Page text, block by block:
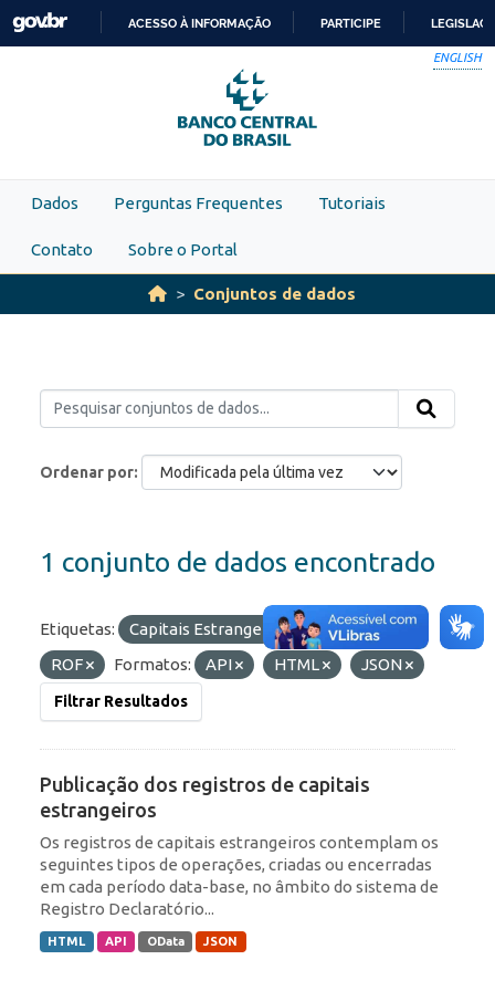
Skip to main content
PARA
O
CONTEÚDO
ACESSO À INFORMAÇÃO PARTICIPE
ENGLISH
Dados Perguntas Frequentes Tutoriais
Contato Sobre o Portal
Conjuntos de dados
Ordenar por
1 conjunto de dados encontrado
Etiquetas: Capitais Estrangeiros
IED
ROF
Formatos: API HTML JSON
Filtrar Resultados
Publicação dos registros de capitais
estrangeiros
Os registros de capitais estrangeiros contemplam os
seguintes tipos de operações, criadas ou encerradas
em cada período data-base, no âmbito do sistema de
Registro Declaratório...
HTML API OData JSON